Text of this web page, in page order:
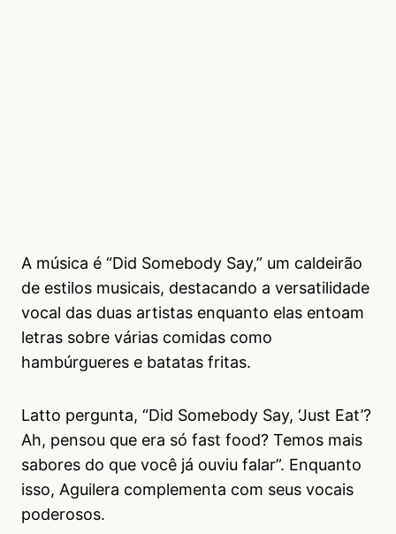
A música é “Did Somebody Say,” um caldeirão
de estilos musicais, destacando a versatilidade
vocal das duas artistas enquanto elas entoam
letras sobre várias comidas como
hambúrgueres e batatas fritas.
Latto pergunta, “Did Somebody Say, ‘Just Eat’?
Ah, pensou que era só fast food? Temos mais
sabores do que você já ouviu falar”. Enquanto
isso, Aguilera complementa com seus vocais
poderosos.